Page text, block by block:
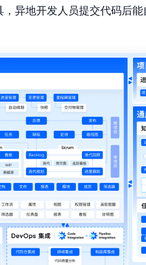
异地开发人员提交代码后